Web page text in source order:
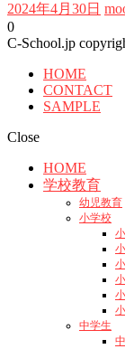
2024年4月30日
0
C-School.jp
HOME
CONTACT
SAMPLE
Close
HOME
学校教育
幼児教育
小学校
中学生